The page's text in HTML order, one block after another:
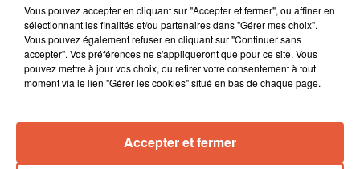
TITRES DIFFUSÉS
9h10
9h10
Vous pouvez accepter en cliquant sur "Accepter et fermer", ou affiner en
sélectionnant les finalités et/ou partenaires dans "Gérer mes choix".
Vous pouvez également refuser en cliquant sur "Continuer sans
accepter". Vos préférences ne s'appliqueront que pour ce site. Vous
pouvez mettre à jour vos choix, ou retirer votre consentement à tout
moment via le lien "Gérer les cookies" situé en bas de chaque page.
Accepter et fermer